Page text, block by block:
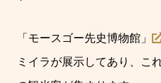
「モースゴー先史博物館」
ミイラが展示してあり、こ